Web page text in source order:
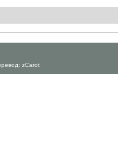
zCarot